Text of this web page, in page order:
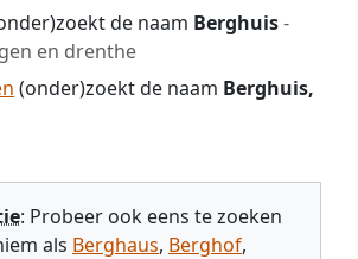
de naam Berghuis-
en drenthe
(onder)zoekt de naam Berghuis,
: Probeer ook eens te zoeken
als Berghaus, Berghof,